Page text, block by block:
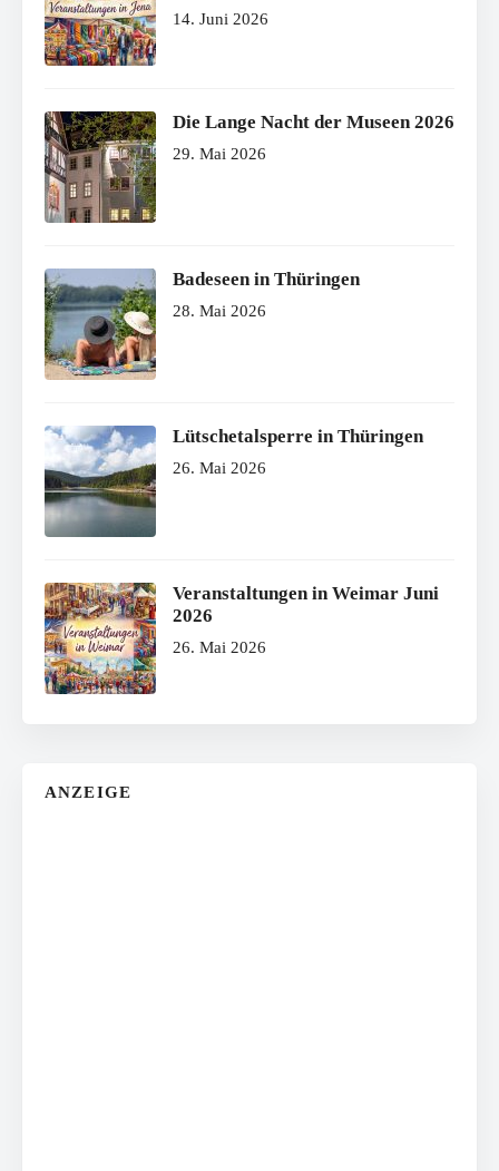
14. Juni 2026
Die Lange Nacht der Museen 2026
29. Mai 2026
Badeseen in Thüringen
28. Mai 2026
Lütschetalsperre in Thüringen
26. Mai 2026
Veranstaltungen in Weimar Juni
2026
26. Mai 2026
ANZEIGE